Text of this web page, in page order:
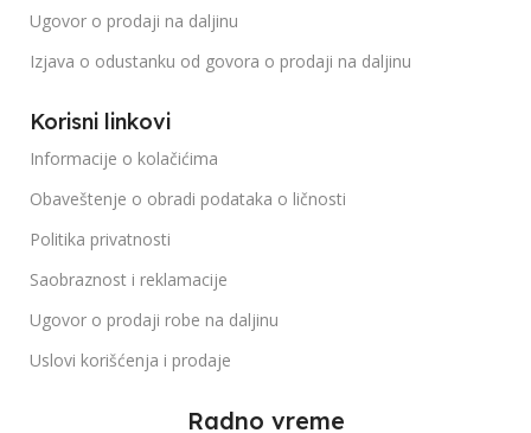
Ugovor o prodaji na daljinu
Izjava o odustanku od govora o prodaji na daljinu
Korisni linkovi
Informacije o kolačićima
Obaveštenje o obradi podataka o ličnosti
Politika privatnosti
Saobraznost i reklamacije
Ugovor o prodaji robe na daljinu
Uslovi korišćenja i prodaje
Radno vreme